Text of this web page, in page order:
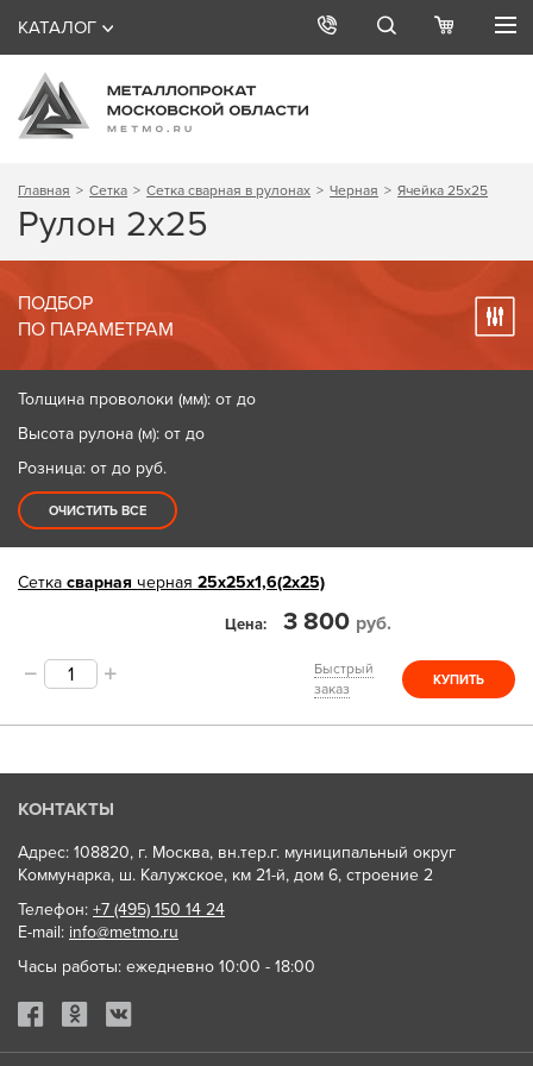
КАТАЛОГ
Главная Сетка Сетка сварная в рулонах Черная Ячейка 25х25
Рулон 2х25
ПОДБОР
ПО ПАРАМЕТРАМ
Толщина проволоки (мм): от до
Высота рулона (м): от до
Розница: от до руб.
ОЧИСТИТЬ ВСЕ
Сетка сварная черная 25х25х1,6(2х25)
Цена 3 800 руб.
Быстрый
заказ
КУПИТЬ
КОНТАКТЫ
Адрес: 108820, г. Москва, вн.тер.г. муниципальный округ
Коммунарка, ш. Калужское, км 21-й, дом 6, строение 2
Телефон: +7 (495) 150 14 24
E-mail: info@metmo.ru
Часы работы: ежедневно 10:00 - 18:00